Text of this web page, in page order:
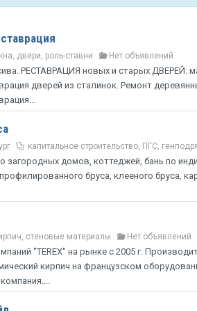
двери, роль-ставни Нет объявлений
РЕСТАВРАЦИЯ новых и старых ДВЕРЕЙ:
дверей из сталинок. Ремонт
капитальное строительство, ПГС,
загородных домов, коттеджей, бань по
бруса, клееного бруса,
стеновые материалы Нет объявлений
"TEREX" на рынке с 2005 г.
кирпич на французском